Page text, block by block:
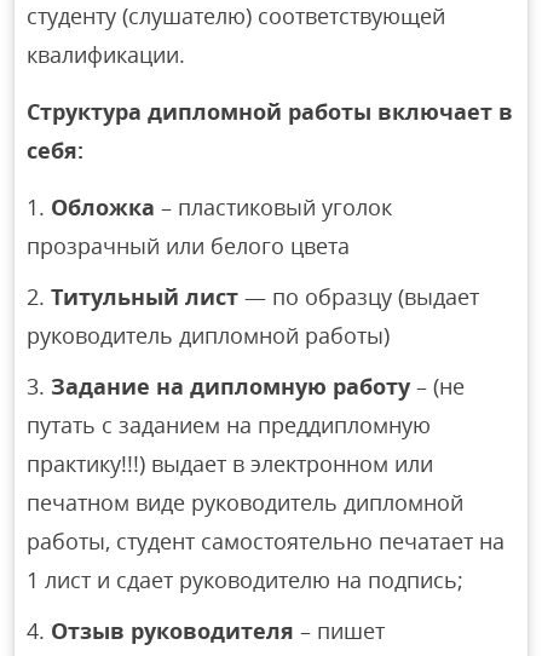
студенту (слушателю) соответствующей
квалификации.
Структура дипломной работы включает в
себя:
Обложка – пластиковый уголок
прозрачный или белого цвета
Титульный лист — по образцу (выдает
руководитель дипломной работы)
Задание на дипломную работу – (не
путать с заданием на преддипломную
практику!!!) выдает в электронном или
печатном виде руководитель дипломной
работы, студент самостоятельно печатает на
1 лист и сдает руководителю на подпись;
Отзыв руководителя – пишет